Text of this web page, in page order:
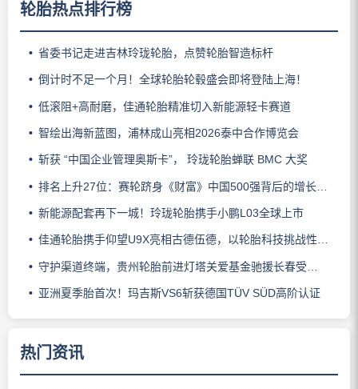
轮胎热点排行榜
省委书记走进吉林玲珑轮胎，点赞轮胎智造标杆
倒计时不足一个月！全球轮胎轮毂盛会即将登陆上海！
低滚阻+高耐磨，佳通轮胎精准切入新能源轻卡赛道
智绘出海新蓝图，浦林成山亮相2026泰中合作博览会
斩获 “中国企业管理奥斯卡”， 玲珑轮胎蝉联 BMC 大奖
排名上升27位：赛轮跻身《财富》中国500强背后的增长逻辑
新能源配套再下一城！玲珑轮胎携手小鹏L03全球上市
佳通轮胎携手仰望U9X亮相古德伍德，以轮胎科技挑战性能边界
守护渠道终端，贵州轮胎前进灯塔关爱基金驰援长春受灾门店
亚洲夏季胎首次！玛吉斯VS6斩获德国TÜV SÜD高阶认证
热门资讯